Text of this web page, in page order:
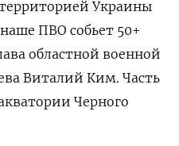
Украины
ПВО собьет 50+
областной военной
Виталий Ким. Часть
Черного